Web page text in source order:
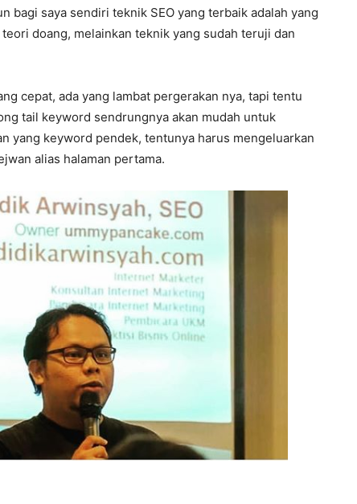
bagi saya sendiri teknik SEO yang terbaik adalah yang
doang, melainkan teknik yang sudah teruji dan
cepat, ada yang lambat pergerakan nya, tapi tentu
tail keyword sendrungnya akan mudah untuk
yang keyword pendek, tentunya harus mengeluarkan
alias halaman pertama.